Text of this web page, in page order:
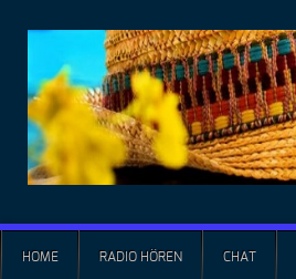
HOME RADIO HÖREN CHAT